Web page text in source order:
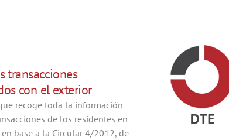
transacciones
con el exterior
recoge toda la información
de los residentes en
base a la Circular 4/2012, de